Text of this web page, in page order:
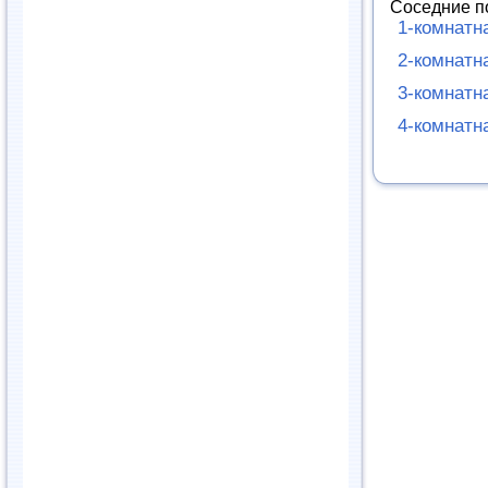
Соседние
1-
2-
3-
4-